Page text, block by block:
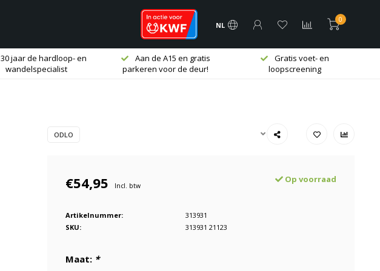
NL
0
30 jaar de hardloop- en
wandelspecialist
Aan de A15 en gratis
parkeren voor de deur!
Gratis voet- en
loopscreening
ODLO
€54,95 Incl. btw
Op voorraad
Artikelnummer:
313931
SKU:
313931 21123
Maat: *